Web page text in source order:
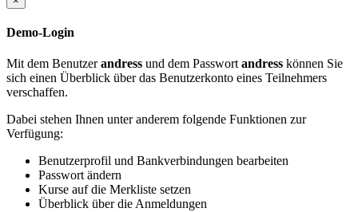
Demo-Login
Mit dem Benutzerandress und dem Passwort andress können Sie
sich einen Überblick über das Benutzerkonto eines Teilnehmers
verschaffen.
Dabei stehen Ihnen unter anderem folgende Funktionen zur
Verfügung:
Benutzerprofil und Bankverbindungen bearbeiten
Passwort ändern
Kurse auf die Merkliste setzen
Überblick über die Anmeldungen